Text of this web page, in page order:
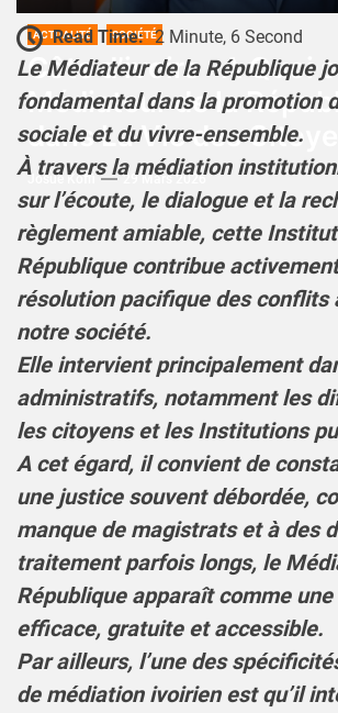
ACTUALITÉ SOCIÉTÉ
Côte d’ivoire : A Quoi
Médiateur de la
dans La Vie des
Josué Koffi 29 Mars 2026
Read Time: 2 Minute, 6 Second
Le Médiateur de la République
fondamental dans la promotion
sociale et du vivre-ensemble.
À travers la médiation
sur l’écoute, le dialogue et la
règlement amiable, cette
République contribue
résolution pacifique des conflits
notre société.
Elle intervient principalement
administratifs, notamment les
les citoyens et les Institutions
A cet égard, il convient de
une justice souvent débordée,
manque de magistrats et à des
traitement parfois longs, le
République apparaît comme
efficace, gratuite et accessible.
Par ailleurs, l’une des
de médiation ivoirien est qu’il